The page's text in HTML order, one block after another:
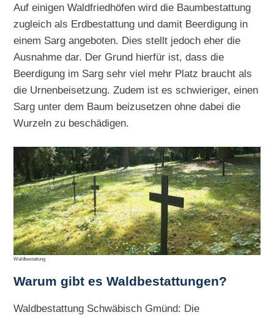
Auf einigen Waldfriedhöfen wird die Baumbestattung
zugleich als Erdbestattung und damit Beerdigung in
einem Sarg angeboten. Dies stellt jedoch eher die
Ausnahme dar. Der Grund hierfür ist, dass die
Beerdigung im Sarg sehr viel mehr Platz braucht als
die Urnenbeisetzung. Zudem ist es schwieriger, einen
Sarg unter dem Baum beizusetzen ohne dabei die
Wurzeln zu beschädigen.
Waldbestattung
Warum gibt es Waldbestattungen?
Waldbestattung Schwäbisch Gmünd: Die